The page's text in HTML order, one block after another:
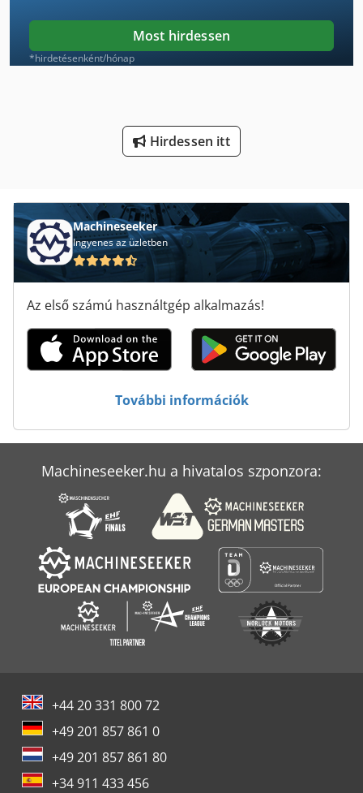
Lé Sajtó
Mérő Vezeték Szál
Sváb Szerszámgépek Gmbh
Szalagcsiszoló Gép
Szeletelő Gép
Szál Mérőműszer
Szál Vágás Kar
Tur 560
Most hirdessen
*hirdetésenként/hónap
Hirdessen itt
Machineseeker
Ingyenes az üzletben
Az első számú használtgép alkalmazás!
További információk
Machineseeker.hu a hivatalos szponzora:
+44 20 331 800 72
+49 201 857 861 0
+49 201 857 861 80
+34 911 433 456